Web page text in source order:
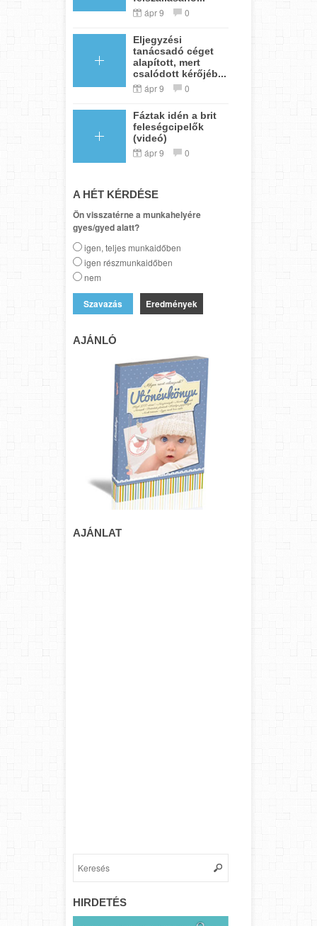
ápr 9 0
Eljegyzési
tanácsadó céget
alapított, mert
csalódott kérőjéb...
ápr 9 0
Fáztak idén a brit
feleségcipelők
(videó)
ápr 9 0
A HÉT KÉRDÉSE
Ön visszatérne a munkahelyére
gyes/gyed alatt?
igen, teljes munkaidőben
igen részmunkaidőben
nem
Eredmények
AJÁNLÓ
AJÁNLAT
HIRDETÉS